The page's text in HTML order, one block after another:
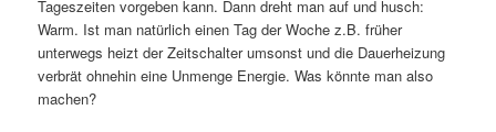
Tageszeiten vorgeben kann. Dann dreht man auf und husch:
Warm. Ist man natürlich einen Tag der Woche z.B. früher
unterwegs heizt der Zeitschalter umsonst und die Dauerheizung
verbrät ohnehin eine Unmenge Energie. Was könnte man also
machen?